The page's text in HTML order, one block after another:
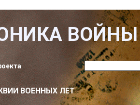
ВОЙНЫ
ВОЕННЫХ ЛЕТ